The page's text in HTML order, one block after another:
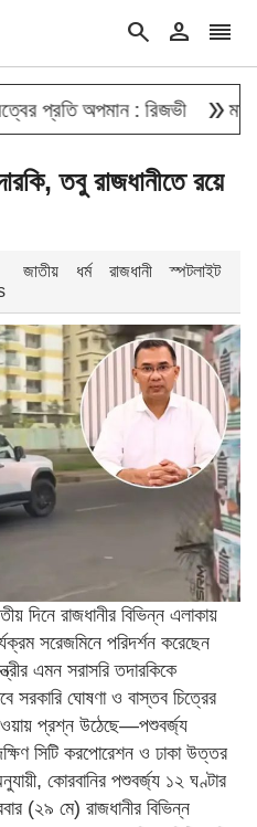
search person reorder
অপমান : রিজভী double_arrowমাহবুব আলী
তবু রাজধানীতে রয়ে
জাতীয় ধর্ম রাজধানী স্পটলাইট
দিনে রাজধানীর বিভিন্ন এলাকায়
সরেজমিনে পরিদর্শন করেছেন
এমন সরাসরি তদারকিকে
সরকারি ঘোষণা ও বাস্তব চিত্রের
প্রশ্ন উঠেছে—পশুবর্জ্য
সিটি করপোরেশন ও ঢাকা উত্তর
কোরবানির পশুবর্জ্য ১২ ঘণ্টার
(২৯ মে) রাজধানীর বিভিন্ন